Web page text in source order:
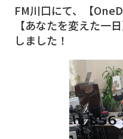
FM川口にて、【
【あなたを変えた一
しました！